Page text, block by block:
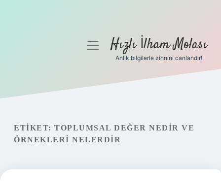
Gizlilik Politikası
Hakkımızda
menüyüHızlı İlham Molası
Anlık bilgilerle zihnini canlandır!
ETIKET: TOPLUMSAL DEĞER NEDIR VE
ÖRNEKLERI NELERDIR